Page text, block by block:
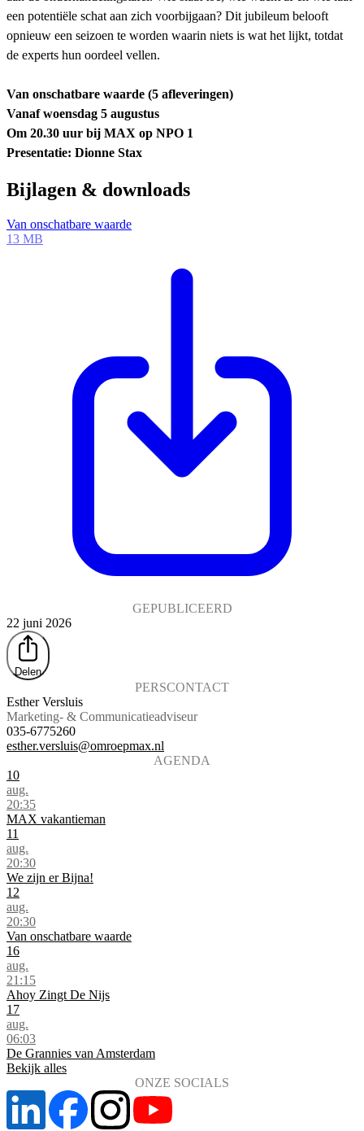
een potentiële schat aan zich voorbijgaan? Dit jubileum belooft
opnieuw een seizoen te worden waarin niets is wat het lijkt, totdat
de experts hun oordeel vellen.
Van onschatbare waarde (5 afleveringen)
Vanaf woensdag 5 augustus
Om 20.30 uur bij MAX op NPO 1
Presentatie: Dionne Stax
Bijlagen & downloads
Van onschatbare waarde
13 MB
GEPUBLICEERD
22 juni 2026
Delen
PERSCONTACT
Esther Versluis
Marketing- & Communicatieadviseur
035-6775260
esther.versluis@omroepmax.nl
AGENDA
10
aug.
20:35
MAX vakantieman
11
aug.
20:30
We zijn er Bijna!
12
aug.
20:30
Van onschatbare waarde
16
aug.
21:15
Ahoy Zingt De Nijs
17
aug.
06:03
De Grannies van Amsterdam
Bekijk alles
ONZE SOCIALS